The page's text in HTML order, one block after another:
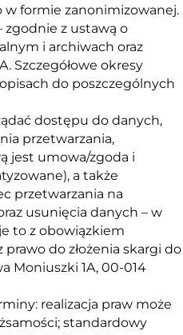
formie zanonimizowanej.
zgodnie z ustawą o
i archiwach oraz
Szczegółowe okresy
do poszczególnych
dostępu do danych,
przetwarzania,
jest umowa/zgoda i
a także
przetwarzania na
usunięcia danych – w
to z obowiązkiem
do złożenia skargi do
Moniuszki 1A, 00-014
realizacja praw może
standardowy